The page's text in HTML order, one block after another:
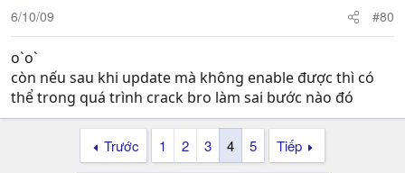
6/10/09 #80
o`o`
còn nếu sau khi update mà không enable được thì có
thể trong quá trình crack bro làm sai bước nào đó
Trước 1 2 3 4 5 Tiếp